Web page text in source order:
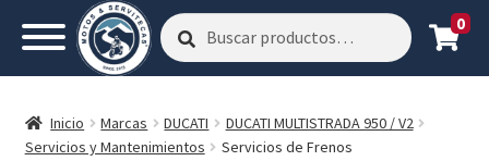
Buscar
por:
Buscar 0
Inicio Marcas DUCATI
DUCATI MULTISTRADA 950 / V2
Servicios y Mantenimientos
Servicios de Frenos